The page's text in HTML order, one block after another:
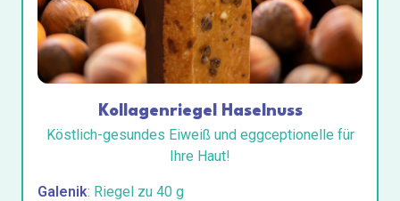
Kollagenriegel Haselnuss
Köstlich-gesundes Eiweiß und eggceptionelle für
Ihre Haut!
Galenik: Riegel zu 40 g